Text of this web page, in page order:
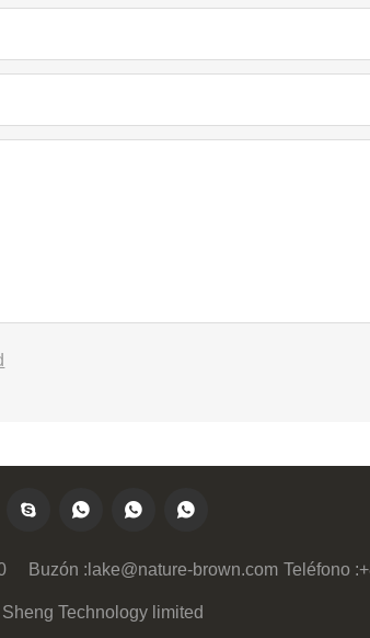
   
Buzón : lake@nature-brown.com Teléfono :
Technology limited